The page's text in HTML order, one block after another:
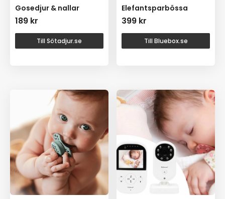
Gosedjur & nallar
189 kr
Till Sötadjur.se
Elefantsparbössa
399 kr
Till Bluebox.se